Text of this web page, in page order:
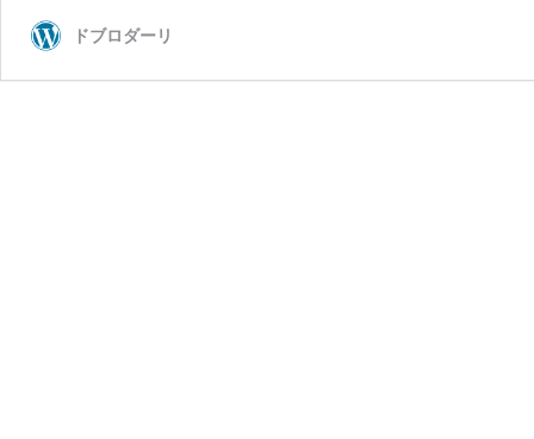
ドブロダーリ